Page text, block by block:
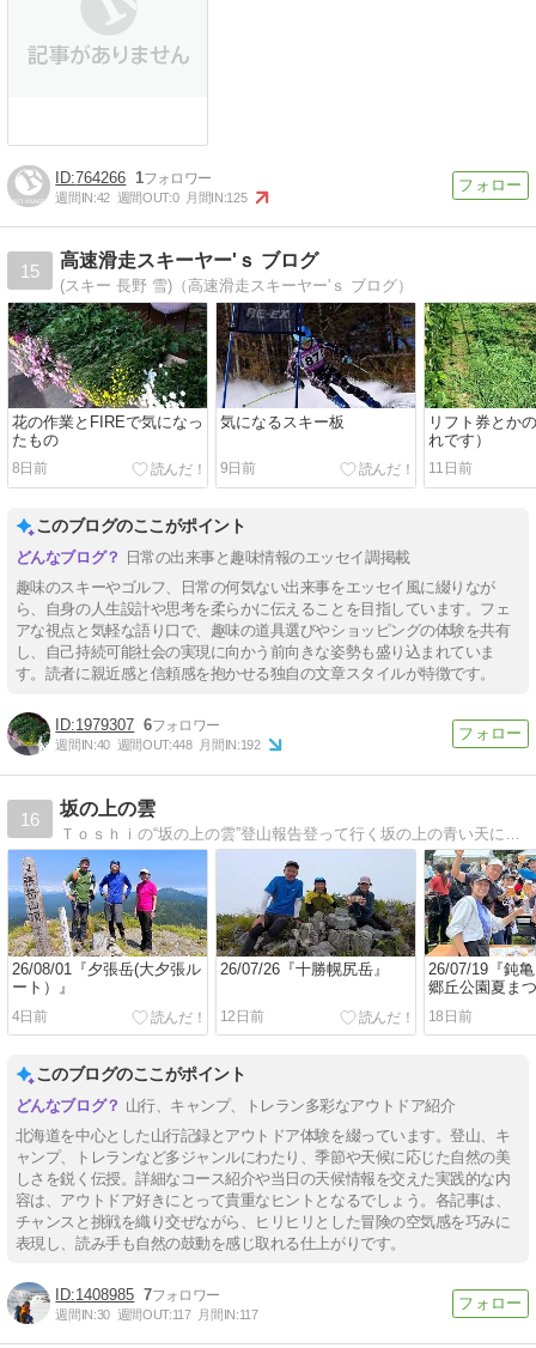
764266 1
週間IN:42 週間OUT:0 月間IN:125
15
高速滑走スキーヤー'ｓ ブログ
(スキー 長野 雪)（高速滑走スキーヤー'ｓ ブログ）
花の作業とFIREで気になっ
たもの
8日前
気になるスキー板
9日前
リフト券とか
れです）
11日前
このブログのここがポイント
日常の出来事と趣味情報のエッセイ調掲載
趣味のスキーやゴルフ、日常の何気ない出来事をエッセイ風に綴りなが
ら、自身の人生設計や思考を柔らかに伝えることを目指しています。フェ
アな視点と気軽な語り口で、趣味の道具選びやショッピングの体験を共有
し、自己持続可能社会の実現に向かう前向きな姿勢も盛り込まれていま
す。読者に親近感と信頼感を抱かせる独自の文章スタイルが特徴です。
1979307 6
週間IN:40 週間OUT:448 月間IN:192
16
坂の上の雲
26/08/01『夕張岳(大夕張ル
ート）』
4日前
26/07/26『十勝幌尻岳』
12日前
26/07/19『鈍
郷丘公園夏ま
18日前
このブログのここがポイント
山行、キャンプ、トレラン多彩なアウトドア紹介
北海道を中心とした山行記録とアウトドア体験を綴っています。登山、キ
ャンプ、トレランなど多ジャンルにわたり、季節や天候に応じた自然の美
しさを鋭く伝授。詳細なコース紹介や当日の天候情報を交えた実践的な内
容は、アウトドア好きにとって貴重なヒントとなるでしょう。各記事は、
チャンスと挑戦を織り交ぜながら、ヒリヒリとした冒険の空気感を巧みに
表現し、読み手も自然の鼓動を感じ取れる仕上がりです。
1408985 7
週間IN:30 週間OUT:117 月間IN:117